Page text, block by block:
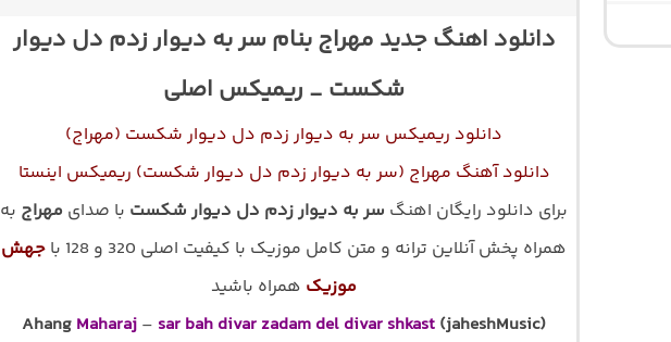
دانلود اهنگ جدید مهراج بنام سر به دیوار زدم دل دیوار
شکست _ ریمیکس اصلی
دانلود ریمیکس سر به دیوار زدم دل دیوار شکست (مهراج)
دانلود آهنگ مهراج (سر به دیوار زدم دل دیوار شکست) ریمیکس اینستا
برای دانلود رایگان اهنگ سر به دیوار زدم دل دیوار شکست با صدای مهراج به
همراه پخش آنلاین ترانه و متن کامل موزیک با کیفیت اصلی 320 و 128 با
جهش
موزیک همراه باشید
Ahang Maharaj – sar bah divar zadam del divar shkast (jaheshMusic)